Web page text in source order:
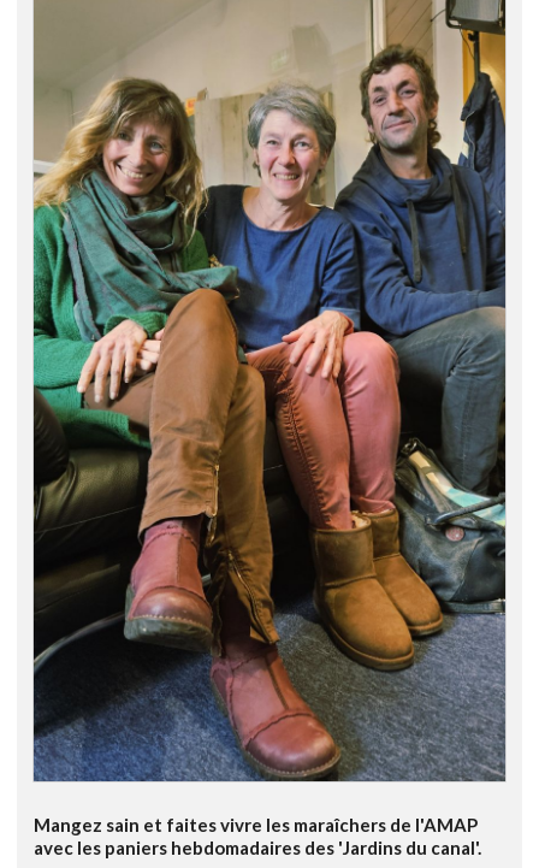
Mangez sain et faites vivre les maraîchers de l'AMAP
avec les paniers hebdomadaires des 'Jardins du canal'.